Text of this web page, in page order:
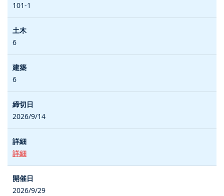
101-1
6
6
2026/9/14
詳細
2026/9/29